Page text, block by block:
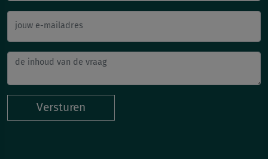
jouw e-mailadres
Versturen